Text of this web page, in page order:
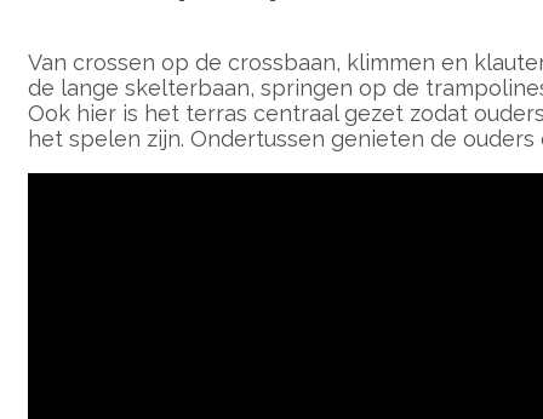
Van crossen op de crossbaan, klimmen en
de lange skelterbaan, springen op de
Ook hier is het terras centraal gezet zodat
het spelen zijn. Ondertussen genieten de